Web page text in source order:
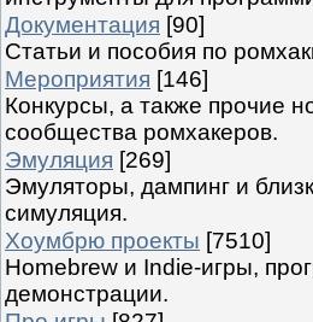
Документация [90]
Статьи и пособия по
Мероприятия [146]
Конкурсы, а также прочие
сообщества ромхакеров.
Эмуляция [269]
Эмуляторы, дампинг и
симуляция.
Хоумбрю проекты [7510]
Homebrew и Indie-игры,
демонстрации.